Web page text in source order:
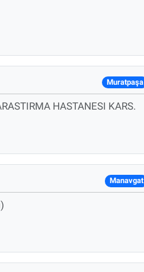
Muratpaşa
HASTANESI KARS.
Manavgat